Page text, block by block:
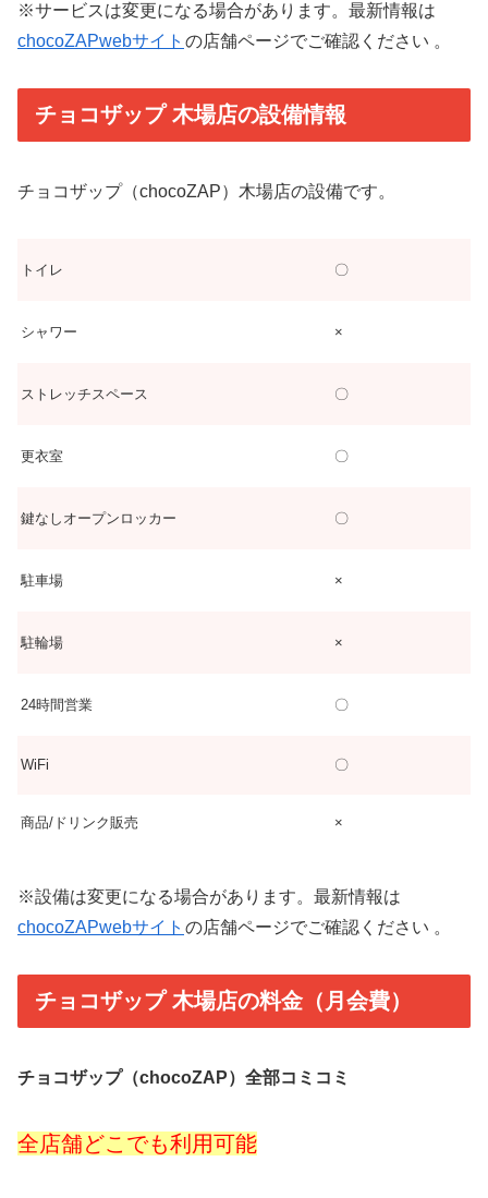
※サービスは変更になる場合があります。最新情報は
chocoZAPwebサイト の店舗ページでご確認ください 。
チョコザップ 木場店の設備情報
チョコザップ（chocoZAP）木場店の設備です。
トイレ 〇
シャワー ×
ストレッチスペース 〇
更衣室 〇
鍵なしオープンロッカー 〇
駐車場 ×
駐輪場 ×
24時間営業 〇
WiFi 〇
商品/ドリンク販売 ×
※設備は変更になる場合があります。最新情報は
chocoZAPwebサイト の店舗ページでご確認ください 。
チョコザップ 木場店の料金（月会費）
チョコザップ（chocoZAP）全部コミコミ
全店舗どこでも利用可能